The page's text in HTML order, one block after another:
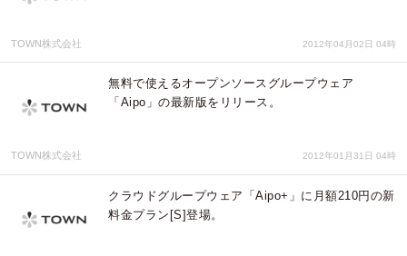
TOWN株式会社 2012年04月02日 04時
無料で使えるオープンソースグループウェア
「Aipo」の最新版をリリース。
TOWN株式会社 2012年01月31日 04時
クラウドグループウェア「Aipo+」に月額210円の新
料金プラン[S]登場。